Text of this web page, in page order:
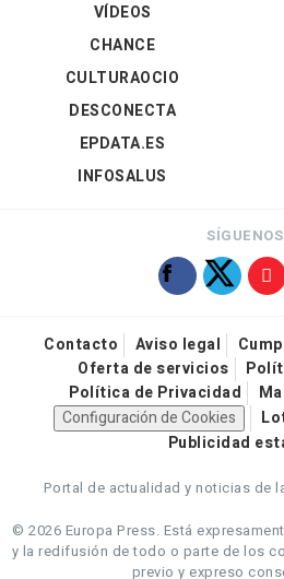
VÍDEOS
CHANCE
CULTURAOCIO
DESCONECTA
EPDATA.ES
INFOSALUS
SÍGUENOS
Contacto Aviso legal
Oferta de servicios
Política de Privacidad
Configuración de Cookies
Publicidad
Portal de actualidad y noticias de
© 2026 Europa Press. Está
y la redifusión de todo o parte de los
previo y expreso